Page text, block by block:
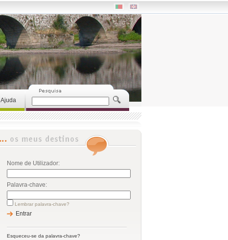
Ajuda
Nome de Utilizador:
Palavra-chave:
Lembrar palavra-chave?
Entrar
Esqueceu-se da palavra-chave?